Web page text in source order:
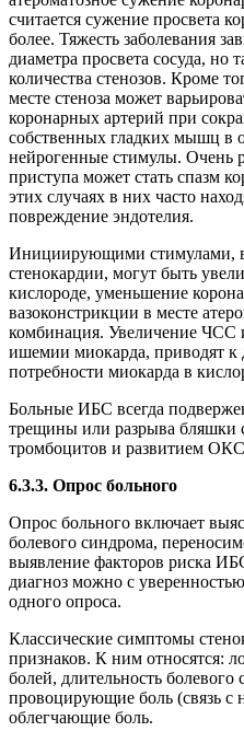
считается сужение просвета
более. Тяжесть заболевания
диаметра просвета сосуда, но
количества стенозов. Кроме
месте стеноза может
коронарных артерий при
собственных гладких мышц в
нейрогенные стимулы. Очень
приступа может стать спазм
этих случаях в них часто
повреждение эндотелия.
Инициирующими стимулами,
стенокардии, могут быть
кислороде, уменьшение
вазоконстрикции в месте
комбинация. Увеличение
ишемии миокарда, приводят к
потребности миокарда в
Больные ИБС всегда
трещины или разрыва бляшки
тромбоцитов и развитием
6.3.3. Опрос больного
Опрос больного включает
болевого синдрома,
выявление факторов риска
диагноз можно с
одного опроса.
Классические симптомы
признаков. К ним относятся:
болей, длительность
провоцирующие боль (связь с
облегчающие боль.